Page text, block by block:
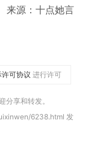
来源：十点她言
可协议 进行许可
分享和转发。
6238.html 发